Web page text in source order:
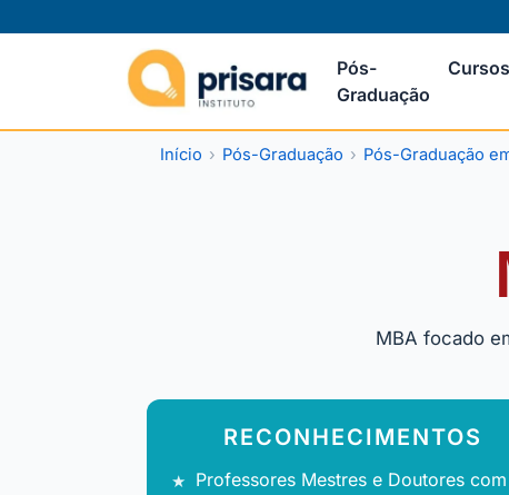
Pós-
Graduação
Início Pós-Graduação Pós-Graduação
MBA focado
RECONHECIMENTOS
Professores Mestres e Doutores com